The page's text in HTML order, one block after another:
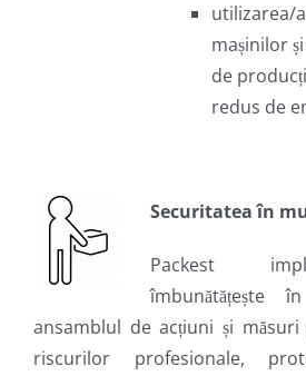
utilizarea/
mașinilor
de
redus de
Securitatea în
Packest
îmbunătățește
ansamblul de acțiuni și
riscurilor profesionale,